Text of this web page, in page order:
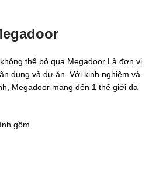
thể bỏ qua Megadoor Là đơn vị
dụng và dự án .Với kinh nghiệm và
Megadoor mang đến 1 thế giới đa
gồm